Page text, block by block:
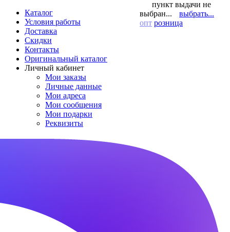
Каталог
Условия работы
Доставка
Скидки
Контакты
Оригинальный каталог
Личный кабинет
Мои заказы
Личные данные
Мои адреса
Мои сообщения
Мои подарки
Реквизиты
пункт выдачи не
выбран...
выбрать...
опт розница